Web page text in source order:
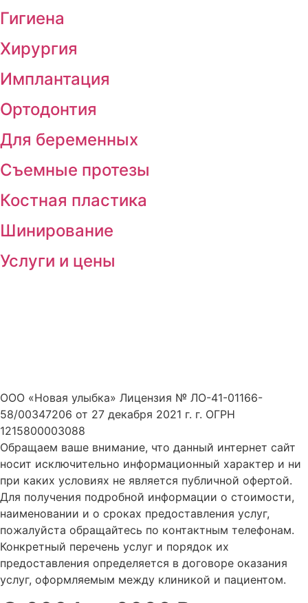
Гигиена
Хирургия
Имплантация
Ортодонтия
Для беременных
Съемные протезы
Костная пластика
Шинирование
Услуги и цены
ООО «Новая улыбка» Лицензия № ЛО-41-01166-
58/00347206 от 27 декабря 2021 г. г. ОГРН
1215800003088
Обращаем ваше внимание, что данный интернет сайт
носит исключительно информационный характер и ни
при каких условиях не является публичной офертой.
Для получения подробной информации о стоимости,
наименовании и о сроках предоставления услуг,
пожалуйста обращайтесь по контактным телефонам.
Конкретный перечень услуг и порядок их
предоставления определяется в договоре оказания
услуг, оформляемым между клиникой и пациентом.